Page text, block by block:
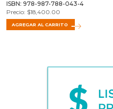
ISBN: 978-987-788-043-4
$18,400.00
AGREGAR AL CARRITO